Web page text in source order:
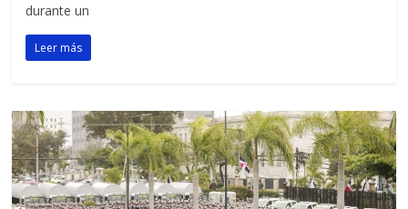
durante un
Leer más